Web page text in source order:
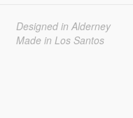
Designed in Alderney
Made in Los Santos